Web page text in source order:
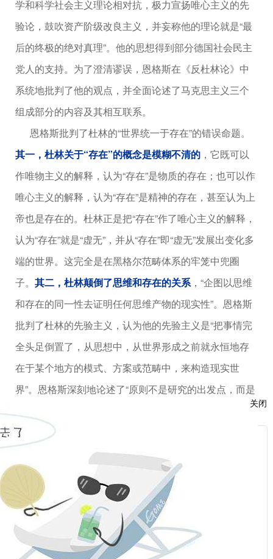
学和科学社会主义理论相对抗，极力宣扬唯心主义的先
验论，鼓吹资产阶级改良主义，并妄称他的理论就是“最
后的终极的绝对真理”。他的思想得到部分德国社会民主
党人的支持。为了澄清谬误，恩格斯在《反杜林论》中
系统地批判了他的观点，并全面论述了马克思主义三个
组成部分的内容及其相互联系。
恩格斯批判了杜林的“世界统一于存在”的错误命题。
其一，杜林关于“存在”的概念是模糊不清的 ，它既可以
作唯物主义的解释，认为“存在”是物质的存在；也可以作
唯心主义的解释，认为“存在”是精神的存在，甚至认为上
帝也是存在的。杜林正是把“存在”作了唯心主义的解释，
认为“存在”就是“虚无”，并从“存在”即“虚无”发展出变化多
端的世界。这完全是在黑格尔范畴体系的牢笼中兜圈
子。 其二，杜林颠倒了思维和存在的关系，“企图以思维
和存在的同一性去证明任何思维产物的现实性”。恩格斯
批判了杜林的先验主义，认为他的先验主义是“把事情完
全头足倒置了，从思想中，从世界形成之前就永恒地存
在于某个地方的模式、方案或范畴中，来构造现实世
界”。恩格斯深刻地论述了“原则不是研究的出发点，而是
唯物主义的基本原理。
解 读
世界物质统一性原理，是辩证唯物主义最基本、最核
心的观点，是马克思主义哲学的基石。
用恩格斯的这句话，正是要强调，我们要学习掌握世界
关闭